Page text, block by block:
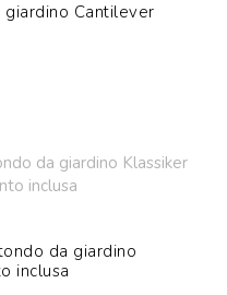
Cantilever
da giardino
inclusa